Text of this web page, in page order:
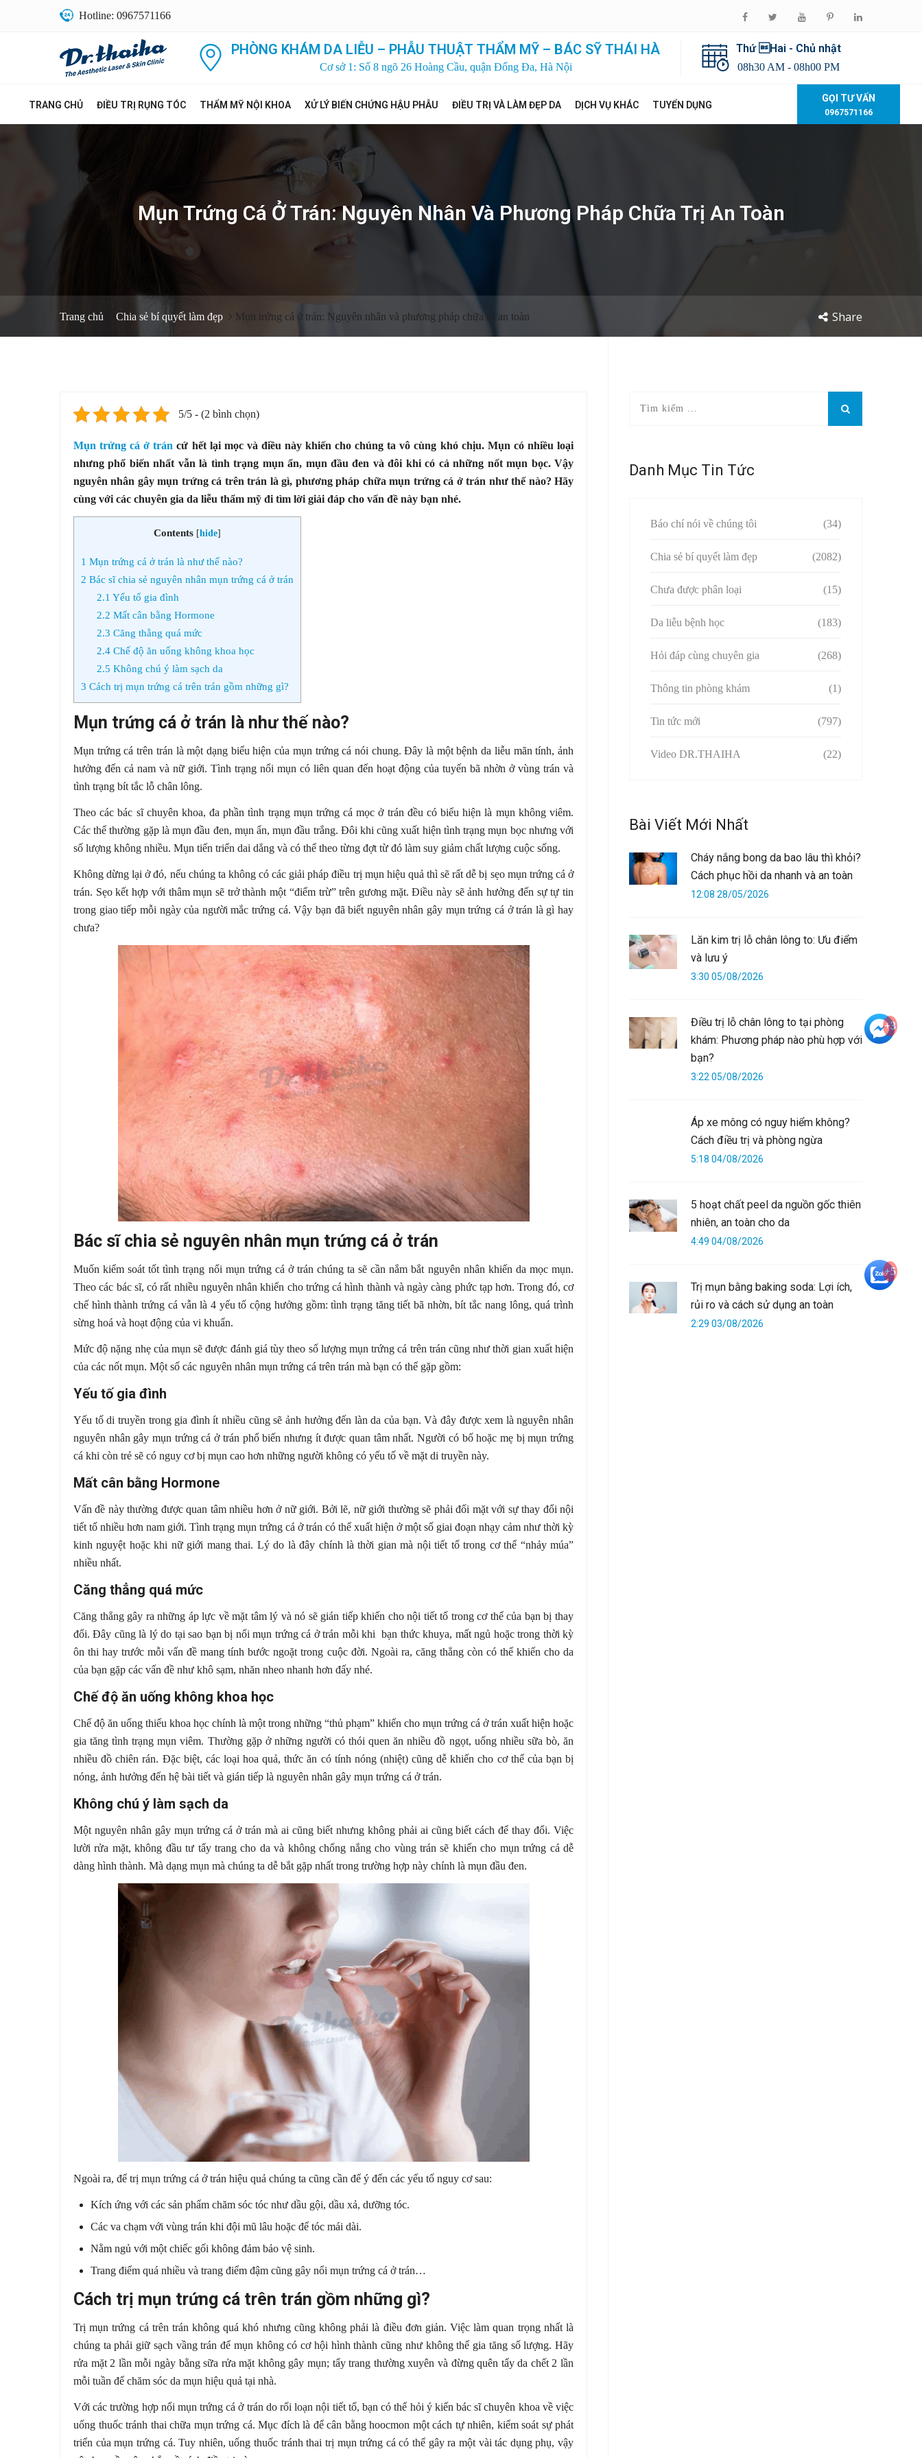
Hotline: 0967571166
PHÒNG KHÁM DA LIỄU – PHẪU THUẬT THẨM MỸ – BÁC SỸ THÁI HÀ
Cơ sở 1: Số 8 ngõ 26 Hoàng Cầu, quận Đống Đa, Hà Nội
Thứ Hai - Chủ nhật
08h30 AM - 08h00 PM
TRANG CHỦ ĐIỀU TRỊ RỤNG TÓC THẨM MỸ NỘI KHOA XỬ LÝ BIẾN CHỨNG HẬU PHẪU ĐIỀU TRỊ VÀ LÀM ĐẸP DA DỊCH VỤ KHÁC TUYỂN DỤNG
GỌI TƯ VẤN
0967571166
Mụn Trứng Cá Ở Trán: Nguyên Nhân Và Phương Pháp Chữa Trị An Toàn
Trang chủ Chia sẻ bí quyết làm đẹp Mụn trứng cá ở trán: Nguyên nhân và phương pháp chữa trị an toàn Share
5/5 - (2 bình chọn)
Mụn trứng cá ở trán cứ hết lại mọc và điều này khiến cho chúng ta vô cùng khó chịu. Mụn có nhiều loại
nhưng phổ biến nhất vẫn là tình trạng mụn ẩn, mụn đầu đen và đôi khi có cả những nốt mụn bọc. Vậy
nguyên nhân gây mụn trứng cá trên trán là gì, phương pháp chữa mụn trứng cá ở trán như thế nào? Hãy
cùng với các chuyên gia da liễu thẩm mỹ đi tìm lời giải đáp cho vấn đề này bạn nhé.
Contents [hide]
1 Mụn trứng cá ở trán là như thế nào?
2 Bác sĩ chia sẻ nguyên nhân mụn trứng cá ở trán
2.1 Yếu tố gia đình
2.2 Mất cân bằng Hormone
2.3 Căng thẳng quá mức
2.4Chế độ ăn uống không khoa học
2.5 Không chú ý làm sạch da
3 Cách trị mụn trứng cá trên trán gồm những gì?
Mụn trứng cá ở trán là như thế nào?
Mụn trứng cá trên trán là một dạng biểu hiện của mụn trứng cá nói chung. Đây là một bệnh da liễu mãn tính, ảnh
hưởng đến cả nam và nữ giới. Tình trạng nổi mụn có liên quan đến hoạt động của tuyến bã nhờn ở vùng trán và
tình trạng bít tắc lỗ chân lông.
Theo các bác sĩ chuyên khoa, đa phần tình trạng mụn trứng cá mọc ở trán đều có biểu hiện là mụn không viêm.
Các thể thường gặp là mụn đầu đen, mụn ẩn, mụn đầu trắng. Đôi khi cũng xuất hiện tình trạng mụn bọc nhưng với
số lượng không nhiều. Mụn tiến triển dai dẳng và có thể theo từng đợt từ đó làm suy giảm chất lượng cuộc sống.
Không dừng lại ở đó, nếu chúng ta không có các giải pháp điều trị mụn hiệu quả thì sẽ rất dễ bị sẹo mụn trứng cá ở
trán. Sẹo kết hợp với thâm mụn sẽ trở thành một “điểm trừ” trên gương mặt. Điều này sẽ ảnh hưởng đến sự tự tin
trong giao tiếp mỗi ngày của người mắc trứng cá. Vậy bạn đã biết nguyên nhân gây mụn trứng cá ở trán là gì hay
chưa?
Bác sĩ chia sẻ nguyên nhân mụn trứng cá ở trán
Muốn kiểm soát tốt tình trạng nổi mụn trứng cá ở trán chúng ta sẽ cần nắm bắt nguyên nhân khiến da mọc mụn.
Theo các bác sĩ, có rất nhiều nguyên nhân khiến cho trứng cá hình thành và ngày càng phức tạp hơn. Trong đó, cơ
chế hình thành trứng cá vẫn là 4 yếu tố cộng hưởng gồm: tình trạng tăng tiết bã nhờn, bít tắc nang lông, quá trình
sừng hoá và hoạt động của vi khuẩn.
Mức độ nặng nhẹ của mụn sẽ được đánh giá tùy theo số lượng mụn trứng cá trên trán cũng như thời gian xuất hiện
của các nốt mụn. Một số các nguyên nhân mụn trứng cá trên trán mà bạn có thể gặp gồm:
Yếu tố gia đình
Yếu tố di truyền trong gia đình ít nhiều cũng sẽ ảnh hưởng đến làn da của bạn. Và đây được xem là nguyên nhân
nguyên nhân gây mụn trứng cá ở trán phổ biến nhưng ít được quan tâm nhất. Người có bố hoặc mẹ bị mụn trứng
cá khi còn trẻ sẽ có nguy cơ bị mụn cao hơn những người không có yếu tố về mặt di truyền này.
Mất cân bằng Hormone
Vấn đề này thường được quan tâm nhiều hơn ở nữ giới. Bởi lẽ, nữ giới thường sẽ phải đối mặt với sự thay đổi nội
tiết tố nhiều hơn nam giới. Tình trạng mụn trứng cá ở trán có thể xuất hiện ở một số giai đoạn nhạy cảm như thời kỳ
kinh nguyệt hoặc khi nữ giới mang thai. Lý do là đây chính là thời gian mà nội tiết tố trong cơ thể “nhảy múa”
nhiều nhất.
Căng thẳng quá mức
Căng thẳng gây ra những áp lực về mặt tâm lý và nó sẽ gián tiếp khiến cho nội tiết tố trong cơ thể của bạn bị thay
đổi. Đây cũng là lý do tại sao bạn bị nổi mụn trứng cá ở trán mỗi khi bạn thức khuya, mất ngủ hoặc trong thời kỳ
ôn thi hay trước mỗi vấn đề mang tính bước ngoặt trong cuộc đời. Ngoài ra, căng thẳng còn có thể khiến cho da
của bạn gặp các vấn đề như khô sạm, nhăn nheo nhanh hơn đấy nhé.
Chế độ ăn uống không khoa học
Chế độ ăn uống thiếu khoa học chính là một trong những “thủ phạm” khiến cho mụn trứng cá ở trán xuất hiện hoặc
gia tăng tình trạng mụn viêm. Thường gặp ở những người có thói quen ăn nhiều đồ ngọt, uống nhiều sữa bò, ăn
nhiều đồ chiên rán. Đặc biệt, các loại hoa quả, thức ăn có tính nóng (nhiệt) cũng dễ khiến cho cơ thể của bạn bị
nóng, ảnh hưởng đến hệ bài tiết và gián tiếp là nguyên nhân gây mụn trứng cá ở trán.
Không chú ý làm sạch da
Một nguyên nhân gây mụn trứng cá ở trán mà ai cũng biết nhưng không phải ai cũng biết cách để thay đổi. Việc
lười rửa mặt, không đầu tư tẩy trang cho da và không chống nắng cho vùng trán sẽ khiến cho mụn trứng cá dễ
dàng hình thành. Mà dạng mụn mà chúng ta dễ bắt gặp nhất trong trường hợp này chính là mụn đầu đen.
Ngoài ra, để trị mụn trứng cá ở trán hiệu quả chúng ta cũng cần để ý đến các yếu tố nguy cơ sau:
Kích ứng với các sản phẩm chăm sóc tóc như dầu gội, dầu xả, dưỡng tóc.
Các va chạm với vùng trán khi đội mũ lâu hoặc để tóc mái dài.
Nằm ngủ với một chiếc gối không đảm bảo vệ sinh.
Trang điểm quá nhiều và trang điểm đậm cũng gây nổi mụn trứng cá ở trán…
Cách trị mụn trứng cá trên trán gồm những gì?
Trị mụn trứng cá trên trán không quá khó nhưng cũng không phải là điều đơn giản. Việc làm quan trọng nhất là
chúng ta phải giữ sạch vầng trán để mụn không có cơ hội hình thành cũng như không thể gia tăng số lượng. Hãy
rửa mặt 2 lần mỗi ngày bằng sữa rửa mặt không gây mụn; tẩy trang thường xuyên và đừng quên tẩy da chết 2 lần
mỗi tuần để chăm sóc da mụn hiệu quả tại nhà.
Với các trường hợp nổi mụn trứng cá ở trán do rối loạn nội tiết tố, bạn có thể hỏi ý kiến bác sĩ chuyên khoa về việc
uống thuốc tránh thai chữa mụn trứng cá. Mục đích là để cân bằng hoocmon một cách tự nhiên, kiểm soát sự phát
triển của mụn trứng cá. Tuy nhiên, uống thuốc tránh thai trị mụn trứng cá có thể gây ra một vài tác dụng phụ, vậy
Danh Mục Tin Tức
Báo chí nói về chúng tôi (34)
Chia sẻ bí quyết làm đẹp (2082)
Chưa được phân loại (15)
Da liễu bệnh học (183)
Hỏi đáp cùng chuyên gia (268)
Thông tin phòng khám (1)
Tin tức mới (797)
Video DR.THAIHA (22)
Bài Viết Mới Nhất
Cháy nắng bong da bao lâu thì khỏi?
Cách phục hồi da nhanh và an toàn
12:08 28/05/2026
Lăn kim trị lỗ chân lông to: Ưu điểm
và lưu ý
3:30 05/08/2026
Điều trị lỗ chân lông to tại phòng
khám: Phương pháp nào phù hợp với
bạn?
3:22 05/08/2026
Áp xe mông có nguy hiểm không?
Cách điều trị và phòng ngừa
5:18 04/08/2026
5 hoạt chất peel da nguồn gốc thiên
nhiên, an toàn cho da
4:49 04/08/2026
Trị mụn bằng baking soda: Lợi ích,
rủi ro và cách sử dụng an toàn
2:29 03/08/2026
+3
+5